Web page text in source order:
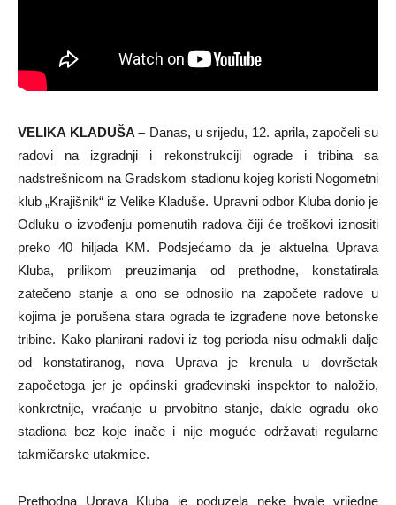
VELIKA KLADUŠA – Danas, u srijedu, 12. aprila, započeli su
radovi na izgradnji i rekonstrukciji ograde i tribina sa
nadstrešnicom na Gradskom stadionu kojeg koristi Nogometni
klub „Krajišnik“ iz Velike Kladuše. Upravni odbor Kluba donio je
Odluku o izvođenju pomenutih radova čiji će troškovi iznositi
preko 40 hiljada KM. Podsjećamo da je aktuelna Uprava
Kluba, prilikom preuzimanja od prethodne, konstatirala
zatečeno stanje a ono se odnosilo na započete radove u
kojima je porušena stara ograda te izgrađene nove betonske
tribine. Kako planirani radovi iz tog perioda nisu odmakli dalje
od konstatiranog, nova Uprava je krenula u dovršetak
započetoga jer je općinski građevinski inspektor to naložio,
konkretnije, vraćanje u prvobitno stanje, dakle ogradu oko
stadiona bez koje inače i nije moguće održavati regularne
takmičarske utakmice.
Prethodna Uprava Kluba je poduzela neke hvale vrijedne